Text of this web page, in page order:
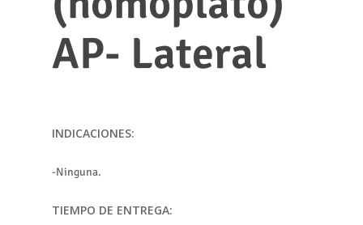
AP- Lateral
INDICACIONES:
-Ninguna.
TIEMPO DE ENTREGA: